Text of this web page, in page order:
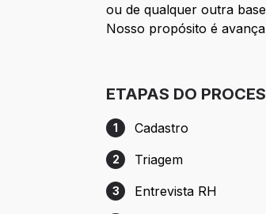
ou de qualquer outra
Nosso propósito é
ETAPAS DO
Etapa 1: Cadastro
1 Cadastro
Etapa 2: Triagem
2 Triagem
Etapa 3: Entrevista RH
3 Entrevista RH